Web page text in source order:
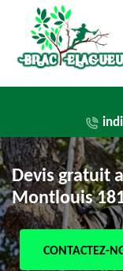
Devis gratuit
Montlouis
CONTACTEZ-